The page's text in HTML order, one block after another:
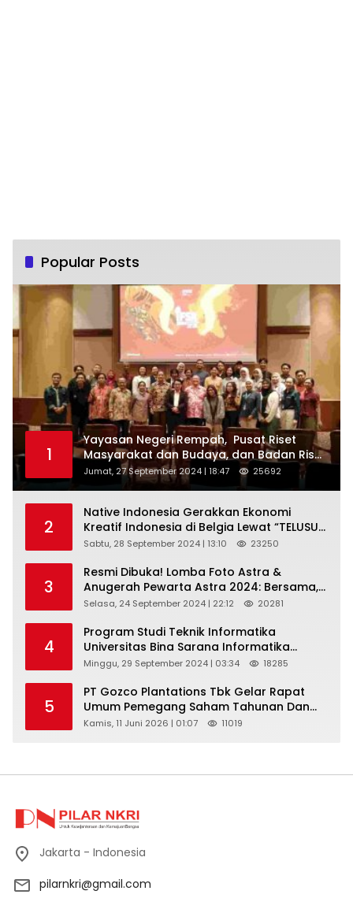
Popular Posts
1
Yayasan Negeri Rempah, Pusat Riset
Masyarakat dan Budaya, dan Badan Riset
dan Inovasi Nasional ( BRIN ) Sukses
Gelar International Forum on Spice
Jumat, 27 September 2024 | 18:47 25692
2
Native Indonesia Gerakkan Ekonomi
Kreatif Indonesia di Belgia Lewat “TELUSUR
Kain Indonesia”
Sabtu, 28 September 2024 | 13:10 23250
3
Resmi Dibuka! Lomba Foto Astra &
Anugerah Pewarta Astra 2024: Bersama,
Berkarya, Berkelanjutan
Selasa, 24 September 2024 | 22:12 20281
4
Program Studi Teknik Informatika
Universitas Bina Sarana Informatika
Selenggarakan Pelatihan Pemanfaatan
Pemasaran Pada Forum UMKM
Bojongbaru Kecamatan Bojong Gede
Minggu, 29 September 2024 | 03:34 18285
5
PT Gozco Plantations Tbk Gelar Rapat
Umum Pemegang Saham Tahunan Dan
Paparan Publik 2026 Di Jakarta
Kamis, 11 Juni 2026 | 01:07 11019
Jakarta - Indonesia
pilarnkri@gmail.com